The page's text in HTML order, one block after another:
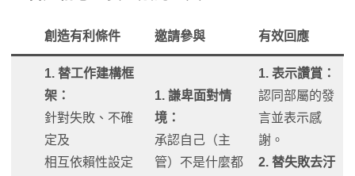
創造有利條件 邀請參與 有效回應
1. 替工作建構框
架：
針對失敗、不確
定及
相互依賴性設定
1. 謙卑面對情
境：
承認自己（主
管）不是什麼都
1. 表示讚賞：
認同部屬的發
言並表示感
謝。
2. 替失敗去汙